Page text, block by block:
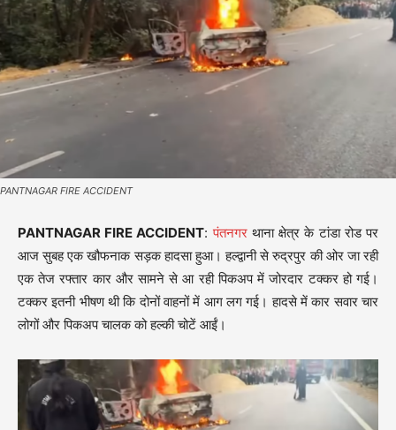
PANTNAGAR FIRE ACCIDENT
PANTNAGAR FIRE ACCIDENT:पंतनगरथाना क्षेत्र के टांडा रोड पर
आज सुबह एक खौफनाक सड़क हादसा हुआ। हल्द्वानी से रुद्रपुर की ओर जा रही
एक तेज रफ्तार कार और सामने से आ रही पिकअप में जोरदार टक्कर हो गई।
टक्कर इतनी भीषण थी कि दोनों वाहनों में आग लग गई। हादसे में कार सवार चार
लोगों और पिकअप चालक को हल्की चोटें आईं।